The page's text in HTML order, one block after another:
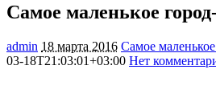
Самое маленькое
admin 18 марта 2016 Самое
03-18T21:03:01+03:00 Нет